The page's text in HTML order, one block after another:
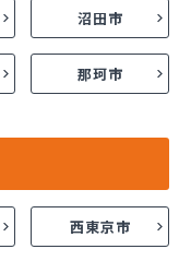
沼田市
那珂市
西東京市